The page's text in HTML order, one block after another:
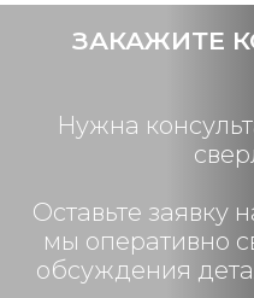
ЗАКАЖИТЕ
Нужна
Оставьте заявку
мы оперативно
обсуждения